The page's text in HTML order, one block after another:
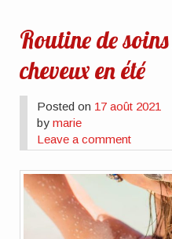
Routine de
cheveux en été
Posted on 17 août 2021
bymarie
Leave a comment